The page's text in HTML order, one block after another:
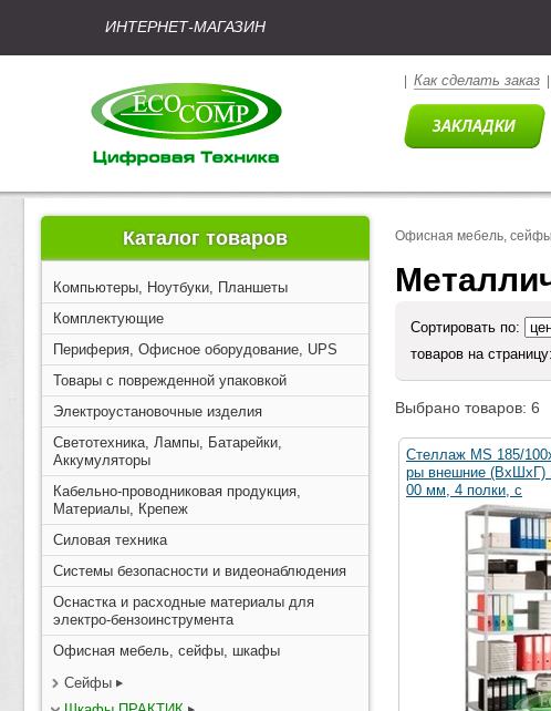
ИНТЕРНЕТ-МАГАЗИН
Как сделать заказ
Каталог товаров
Компьютеры, Ноутбуки, Планшеты
Комплектующие
Периферия, Офисное оборудование, UPS
Товары с поврежденной упаковкой
Электроустановочные изделия
Светотехника, Лампы, Батарейки,
Аккумуляторы
Кабельно-проводниковая продукция,
Материалы, Крепеж
Силовая техника
Системы безопасности и видеонаблюдения
Оснастка и расходные материалы для
электро-бензоинструмента
Офисная мебель, сейфы, шкафы
Сейфы
Офисная мебель,
Сортировать по:
товаров на страницу:
Выбрано товаров: 6
Стеллаж MS 185/
ры внешние (ВхШхГ)
00 мм, 4 полки, с